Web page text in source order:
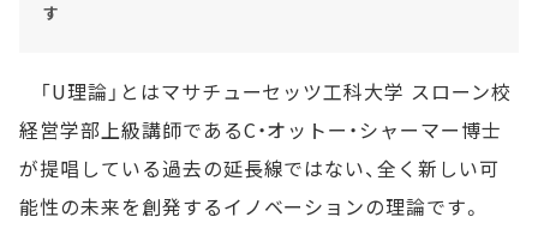
す
「U理論」とはマサチューセッツ工科大学 スローン校
経営学部上級講師であるC・オットー・シャーマー博士
が提唱している過去の延長線ではない、全く新しい可
能性の未来を創発するイノベーションの理論です。